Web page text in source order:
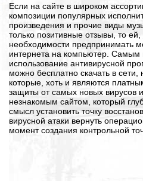
Если на сайте в широком
композиции популярных
произведения и прочие виды
только позитивные отзывы, то
необходимости предпринимать
интернета на компьютер. Самым
использование антивирусной
можно бесплатно скачать в
которые, хоть и являются
защиты от самых новых вирусов
незнакомым сайтом, который
смысл установить точку
вирусной атаки вернуть
момент создания контрольной